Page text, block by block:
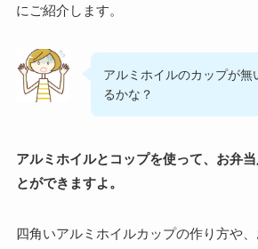
にご紹介します。
アルミホイルのカップが無
るかな？
アルミホイルとコップを使って、お弁
とができますよ。
四角いアルミホイルカップの作り方や